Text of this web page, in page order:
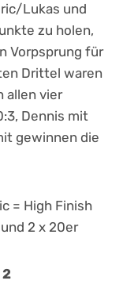
Lukas und
zu holen,
Vorpsprung für
Drittel waren
allen vier
Dennis mit
gewinnen die
= High Finish
2 x 20er
2